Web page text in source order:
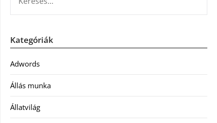
Kategóriák
Adwords
Állás munka
Állatvilág